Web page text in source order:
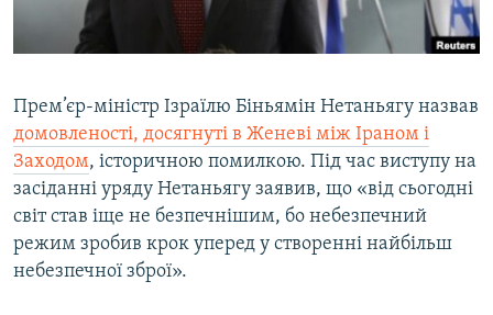
СВІДЧЕННЯ ОКУПАЦІЇ
ІНФОГРАФІКА
Русский
Qırımtatar
ДОЛУЧАЙСЯ!
Усі сайти RFE/RL
Прем’єр-міністр Ізраїлю Біньямін Нетаньягу назвав
домовленості, досягнуті в Женеві між Іраном і
Заходом, історичною помилкою. Під час виступу на
засіданні уряду Нетаньягу заявив, що «від сьогодні
світ став іще не безпечнішим, бо небезпечний
режим зробив крок уперед у створенні найбільш
небезпечної зброї».